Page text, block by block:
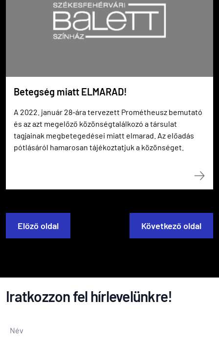
Betegség miatt ELMARAD!
A 2022. január 28-ára tervezett Prométheusz bemutató
és az azt megelőző közönségtalálkozó a társulat
tagjainak megbetegedései miatt elmarad. Az előadás
pótlásáról hamarosan tájékoztatjuk a közönséget.
Előző oldal Következő oldal
Iratkozzon fel hírlevelünkre!
Név